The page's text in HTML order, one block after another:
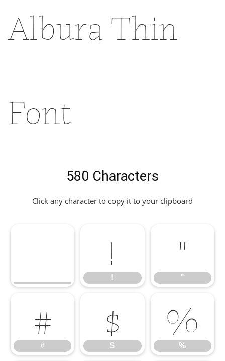
Albura Thin
Font
580 Characters
Click any character to copy it to your clipboard
!
!
"
"
#
#
$
$
%
%